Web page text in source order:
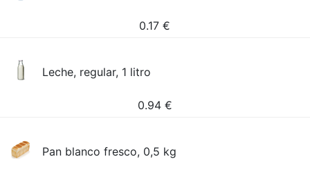
0.17 €
Leche, regular, 1 litro
0.94 €
Pan blanco fresco, 0,5 kg